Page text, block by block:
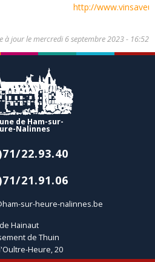
http://
à jour lemercredi 6 septembre 2023 - 16:52
de Ham-sur-
Nalinnes
22.93.40
21.91.06
sur-heure-nalinnes.be
Hainaut
de Thuin
Heure, 20